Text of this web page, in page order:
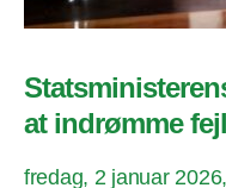
at indrømme
fredag, 2 januar